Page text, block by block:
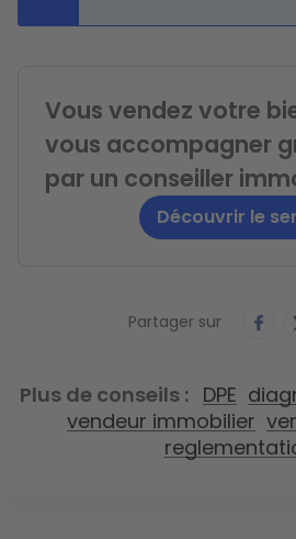
Vous vendez votre
vous accompagner
par un conseiller
Découvrir le
Partager sur
Plus de conseils DPE
vendeur immobilier